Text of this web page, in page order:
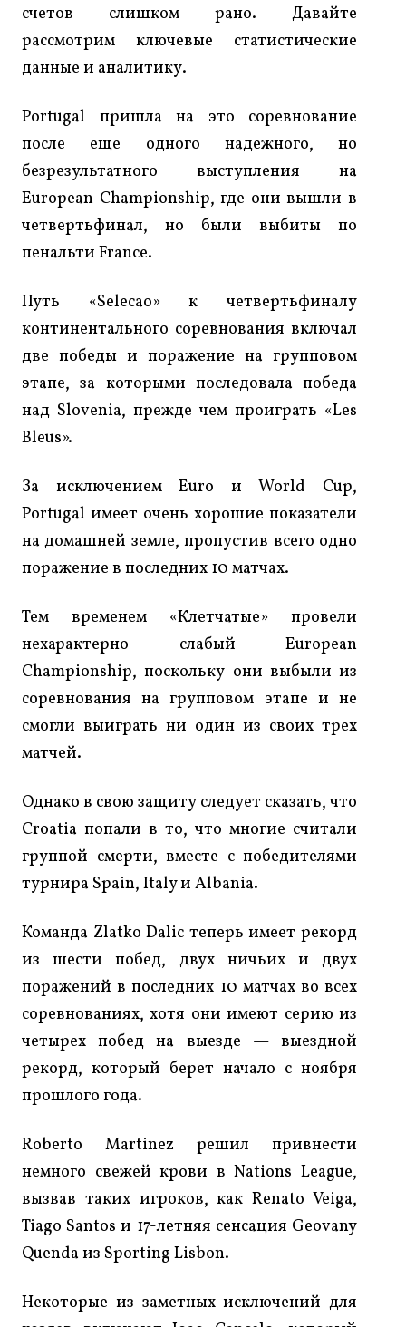
счетов слишком рано. Давайте
рассмотрим ключевые статистические
данные и аналитику.
Portugal пришла на это соревнование
после еще одного надежного, но
безрезультатного выступления на
European Championship, где они вышли в
четвертьфинал, но были выбиты по
пенальти France.
Путь «Selecao» к четвертьфиналу
континентального соревнования включал
две победы и поражение на групповом
этапе, за которыми последовала победа
над Slovenia, прежде чем проиграть «Les
Bleus».
За исключением Euro и World Cup,
Portugal имеет очень хорошие показатели
на домашней земле, пропустив всего одно
поражение в последних 10 матчах.
Тем временем «Клетчатые» провели
нехарактерно слабый European
Championship, поскольку они выбыли из
соревнования на групповом этапе и не
смогли выиграть ни один из своих трех
матчей.
Однако в свою защиту следует сказать, что
Croatia попали в то, что многие считали
группой смерти, вместе с победителями
турнира Spain, Italy и Albania.
Команда Zlatko Dalic теперь имеет рекорд
из шести побед, двух ничьих и двух
поражений в последних 10 матчах во всех
соревнованиях, хотя они имеют серию из
четырех побед на выезде — выездной
рекорд, который берет начало с ноября
прошлого года.
Roberto Martinez решил привнести
немного свежей крови в Nations League,
вызвав таких игроков, как Renato Veiga,
Tiago Santos и 17-летняя сенсация Geovany
Quenda из Sporting Lisbon.
Некоторые из заметных исключений для